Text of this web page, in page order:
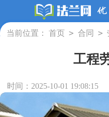
当前位置： 首页 > 合同 >
工程
时间：2025-10-01 19:08:15